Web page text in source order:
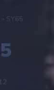
» SY65